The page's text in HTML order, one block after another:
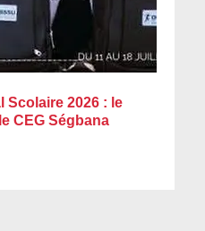
Scolaire 2026 : le
CEG Ségbana